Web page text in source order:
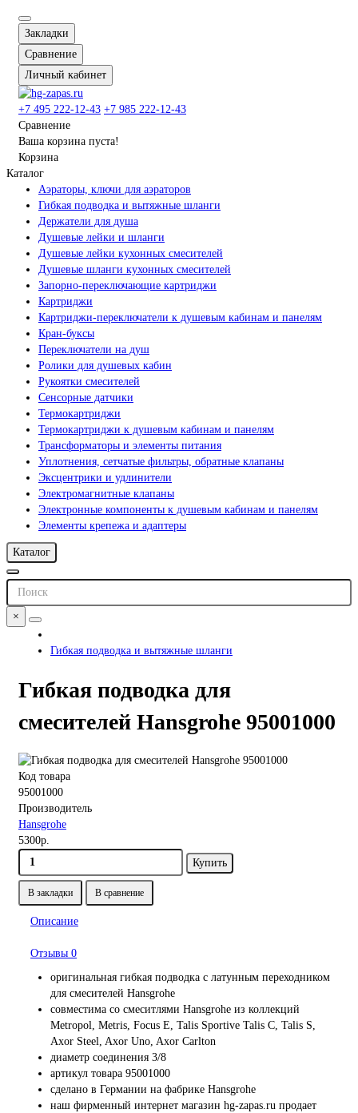
Закладки
Сравнение
Личный кабинет
+7 495 222-12-43 +7 985 222-12-43
Сравнение
Ваша корзина пуста!
Корзина
Каталог
Аэраторы, ключи для аэраторов
Гибкая подводка и вытяжные шланги
Держатели для душа
Душевые лейки и шланги
Душевые лейки кухонных смесителей
Душевые шланги кухонных смесителей
Запорно-переключающие картриджи
Картриджи
Картриджи-переключатели к душевым кабинам и панелям
Кран-буксы
Переключатели на душ
Ролики для душевых кабин
Рукоятки смесителей
Сенсорные датчики
Термокартриджи
Термокартриджи к душевым кабинам и панелям
Трансформаторы и элементы питания
Уплотнения, сетчатые фильтры, обратные клапаны
Эксцентрики и удлинители
Электромагнитные клапаны
Электронные компоненты к душевым кабинам и панелям
Элементы крепежа и адаптеры
Каталог
×
Гибкая подводка и вытяжные шланги
Гибкая подводка для
смесителей Hansgrohe 95001000
Код товара
95001000
Производитель
Hansgrohe
5300р.
Купить
В закладки В сравнение
Описание
Отзывы 0
оригинальная гибкая подводка с латунным переходником
для смесителей Hansgrohe
совместима со смеситлями Hansgrohe из коллекций
Metropol, Metris, Focus E, Talis Sportive Talis C, Talis S,
Axor Steel, Axor Uno, Axor Carlton
диаметр соединения 3/8
артикул товара 95001000
сделано в Германии на фабрике Hansgrohe
наш фирменный интернет магазин hg-zapas.ru продает